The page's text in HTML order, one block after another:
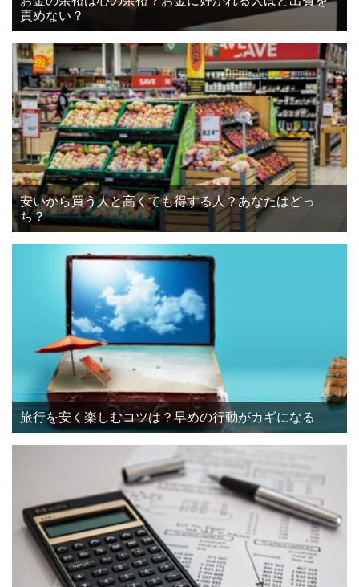
責めない？
安いから買う人と高くても得する人？あなたはどっ
ち？
旅行を安く楽しむコツは？早めの行動がカギになる